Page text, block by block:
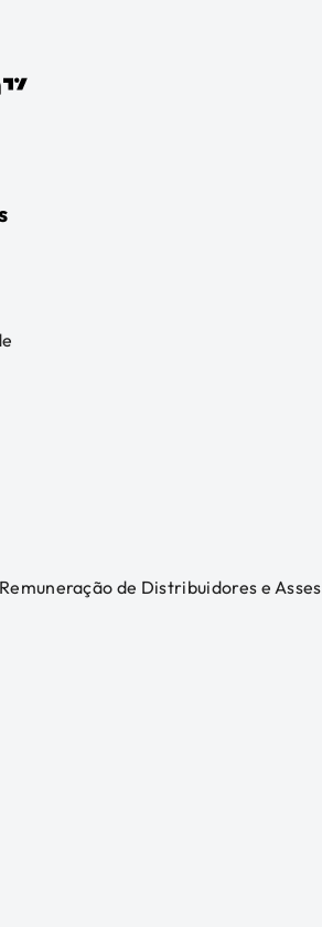
de Distribuidores e